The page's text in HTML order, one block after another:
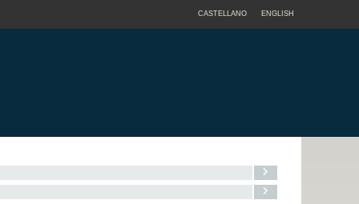
CASTELLANO ENGLISH